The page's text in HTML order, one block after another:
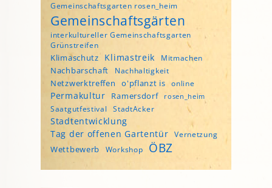
Gemeinschaftsgarten rosen_heim
Gemeinschaftsgärten
interkultureller Gemeinschaftsgarten
Grünstreifen
Klimaschutz Klimastreik Mitmachen
Nachbarschaft Nachhaltigkeit
Netzwerktreffen o'pflanzt is online
Permakultur Ramersdorf rosen_heim
Saatgutfestival StadtAcker
Stadtentwicklung
Tag der offenen Gartentür
Vernetzung
Wettbewerb Workshop ÖBZ